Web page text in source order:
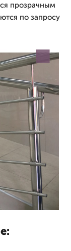
прозрачным
по запросу